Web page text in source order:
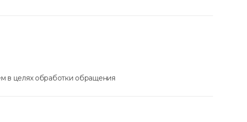
в целях обработки обращения